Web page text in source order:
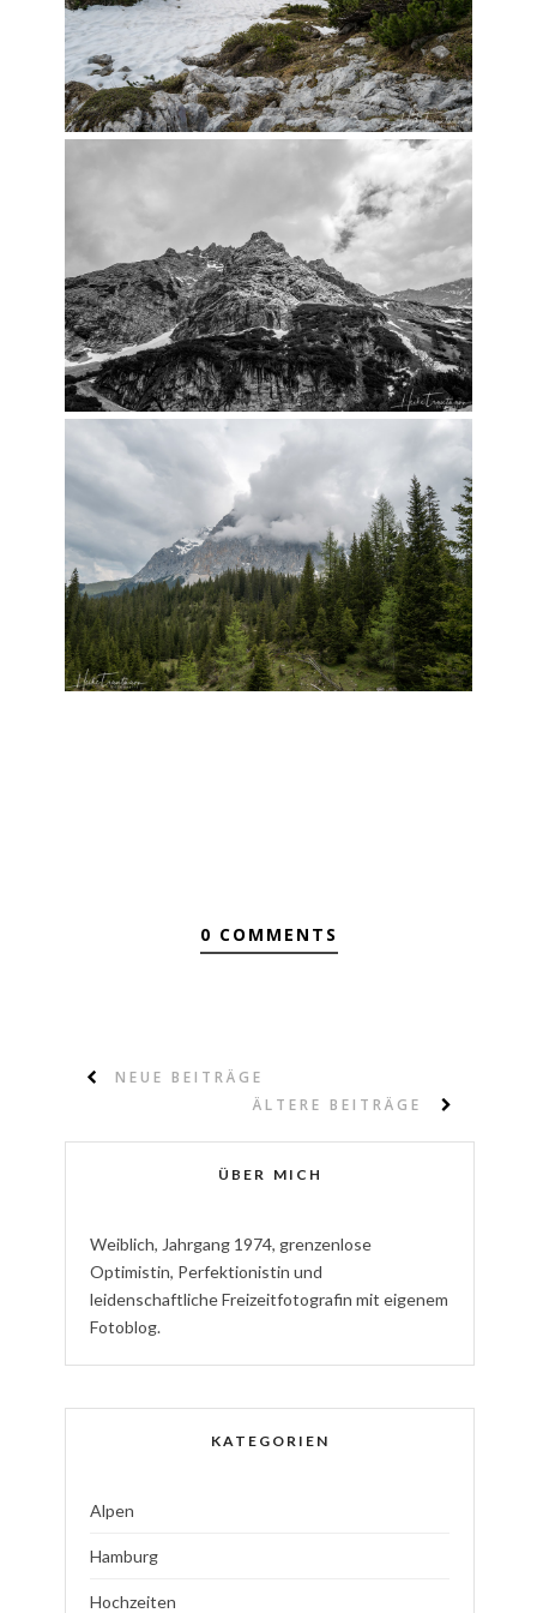
0 COMMENTS
NEUE BEITRÄGE
ÄLTERE BEITRÄGE
ÜBER MICH
Weiblich, Jahrgang 1974, grenzenlose
Optimistin, Perfektionistin und
leidenschaftlicheFreizeitfotografin mit eigenem
Fotoblog.
KATEGORIEN
Alpen
Hamburg
Hochzeiten